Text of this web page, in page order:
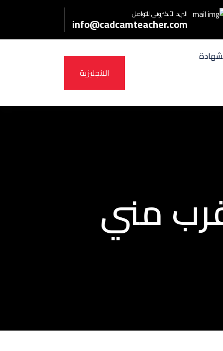
البريد الألكتروني للتواصل
info@cadcamteacher.com
الانجليزية